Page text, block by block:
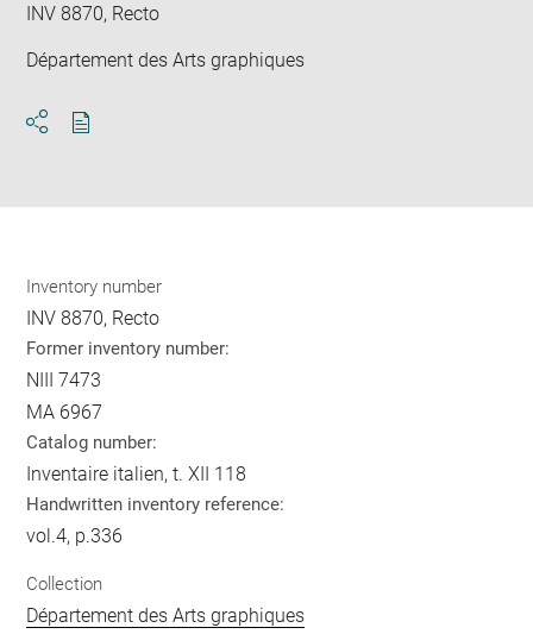
INV 8870, Recto
Département des Arts graphiques
Inventory number
INV 8870, Recto
Former inventory number:
NIII 7473
MA 6967
Catalog number:
Inventaire italien, t. XII 118
Handwritten inventory reference:
vol.4, p.336
Collection
Département des Arts graphiques